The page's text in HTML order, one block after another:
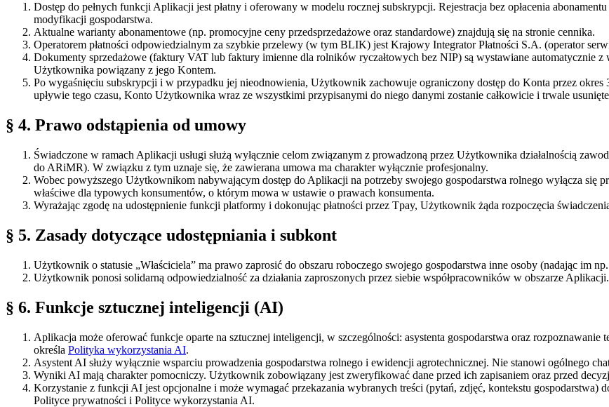
Dostęp do pełnych funkcji Aplikacji jest płatny i oferowany w modelu rocznej subskrypcji. Rejestracja bez opłacenia
modyfikacji gospodarstwa.
Aktualne warianty abonamentowe (np. promocyjne ceny przedsprzedażowe oraz standardowe) znajdują się na stronie cennika.
Operatorem płatności odpowiedzialnym za szybkie przelewy (w tym BLIK) jest Krajowy Integrator Płatności S.A. (operator
Dokumenty sprzedażowe (faktury VAT lub faktury imienne dla rolników ryczałtowych bez NIP) są wystawiane automatycznie
Użytkownika powiązany z jego Kontem.
Po wygaśnięciu subskrypcji i w przypadku jej nieodnowienia, Użytkownik zachowuje ograniczony dostęp do Konta przez
upływie tego czasu, Konto Użytkownika wraz ze wszystkimi przypisanymi do niego danymi zostanie całkowicie i trwale
§ 4. Prawo odstąpienia od umowy
Świadczone w ramach Aplikacji usługi służą wyłącznie celom związanym z prowadzoną przez Użytkownika działalnością
do ARiMR). W związku z tym uznaje się, że zawierana umowa ma charakter wyłącznie profesjonalny.
Wobec powyższego Użytkownikom nabywającym dostęp do Aplikacji na potrzeby swojego gospodarstwa rolnego wyłącza się
właściwe dla typowych konsumentów, o którym mowa w ustawie o prawach konsumenta.
Wyrażając zgodę na udostępnienie funkcji platformy i dokonując płatności przez Tpay, Użytkownik żąda rozpoczęcia
§ 5. Zasady dotyczące udostępniania i subkont
Użytkownik o statusie „Właściciela” ma prawo zaprosić do obszaru roboczego swojego gospodarstwa inne osoby (nadając im
Użytkownik ponosi solidarną odpowiedzialność za działania zaproszonych przez siebie współpracowników w obszarze Aplikacji.
§ 6. Funkcje sztucznej inteligencji (AI)
Aplikacja może oferować funkcje oparte na sztucznej inteligencji, w szczególności: asystenta gospodarstwa oraz
określa Polityka wykorzystania AI.
Asystent AI służy wyłącznie wsparciu prowadzenia gospodarstwa rolnego i ewidencji agrotechnicznej. Nie stanowi ogólnego
Wyniki AI mają charakter pomocniczy. Użytkownik zobowiązany jest zweryfikować dane przed ich zapisaniem oraz przed
Korzystanie z funkcji AI jest opcjonalne i może wymagać przekazania wybranych treści (pytań, zdjęć, kontekstu gospodarstwa)
Polityce prywatności i Polityce wykorzystania AI.